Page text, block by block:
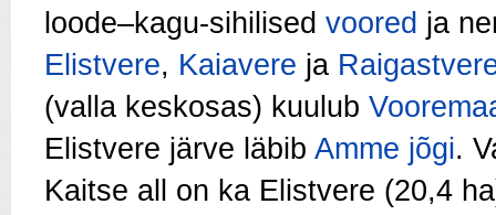
loode–kagu-sihilised voored ja
Elistvere, Kaiavere ja
(valla keskosas) kuulub
Elistvere järve läbib Amme jõgi.
Kaitse all on ka Elistvere (20,4